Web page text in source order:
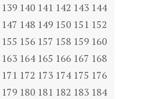
139 140 141 142 143 144
147 148 149 150 151 152
155 156 157 158 159 160
163 164 165 166 167 168
171 172 173 174 175 176
179 180 181 182 183 184